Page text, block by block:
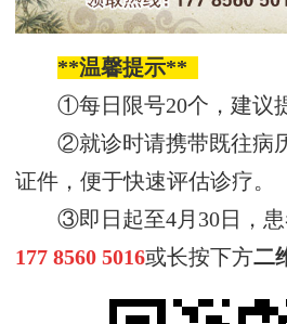
**温馨提示**
①每日限号20个，建议
②就诊时请携带既往病
证件，便于快速评估诊疗。
③即日起至4月30日，
177 8560 5016或长按下方二